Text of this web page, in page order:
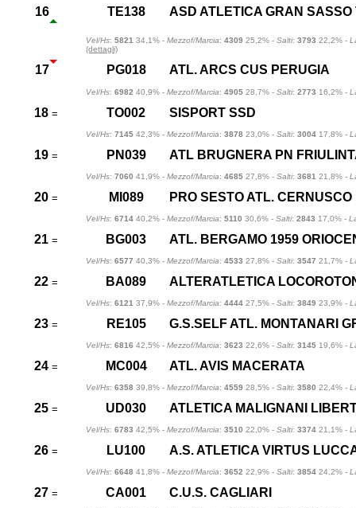
16 TE138 ASD ATLETICA GRAN SASSO
Vel/Hs: 5821 34,1% - Mezzof/Marcia: 4309 25,2% - Salti: 3793 22,2% -
(dettagli)
17 PG018 ATL. ARCS CUS PERUGIA
Vel/Hs: 6982 40,9% - Mezzof/Marcia: 4905 28,7% - Salti: 2773 16,2% -
18 = TO002 SISPORT SSD
Vel/Hs: 7145 42,3% - Mezzof/Marcia: 3878 23,0% - Salti: 3004 17,8% -
19 = PN039 ATL BRUGNERA PN
Vel/Hs: 7060 41,9% - Mezzof/Marcia: 4685 27,8% - Salti: 3681 21,8% -
20 = MI089 PRO SESTO ATL. CERNUSCO
Vel/Hs: 6714 40,2% - Mezzof/Marcia: 5110 30,6% - Salti: 2843 17,0% -
21 = BG003 ATL. BERGAMO 1959
Vel/Hs: 6577 40,3% - Mezzof/Marcia: 4533 27,8% - Salti: 3547 21,7% -
22 = BA089 ALTERATLETICA
Vel/Hs: 6121 37,9% - Mezzof/Marcia: 4444 27,5% - Salti: 3849 23,9% -
23 = RE105 G.S.SELF ATL. MONTANARI
Vel/Hs: 6816 42,5% - Mezzof/Marcia: 3623 22,6% - Salti: 3145 19,6% -
24 = MC004 ATL. AVIS MACERATA
Vel/Hs: 6358 39,8% - Mezzof/Marcia: 4559 28,5% - Salti: 3580 22,4% -
25 = UD030 ATLETICA MALIGNANI
Vel/Hs: 6783 42,5% - Mezzof/Marcia: 3510 22,0% - Salti: 3374 21,1% -
26 = LU100 A.S. ATLETICA VIRTUS
Vel/Hs: 6648 41,8% - Mezzof/Marcia: 3652 22,9% - Salti: 3854 24,2% -
27 = CA001 C.U.S. CAGLIARI